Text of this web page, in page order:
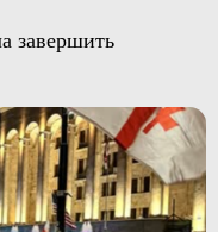
завершить